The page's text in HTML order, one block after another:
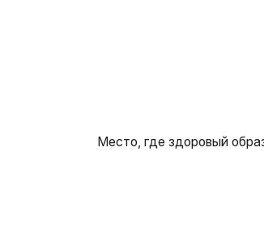
Место, где здоровый